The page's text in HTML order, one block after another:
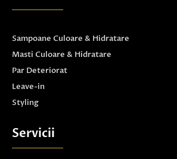
Sampoane Culoare & Hidratare
Masti Culoare & Hidratare
Par Deteriorat
Leave-in
Styling
Servicii